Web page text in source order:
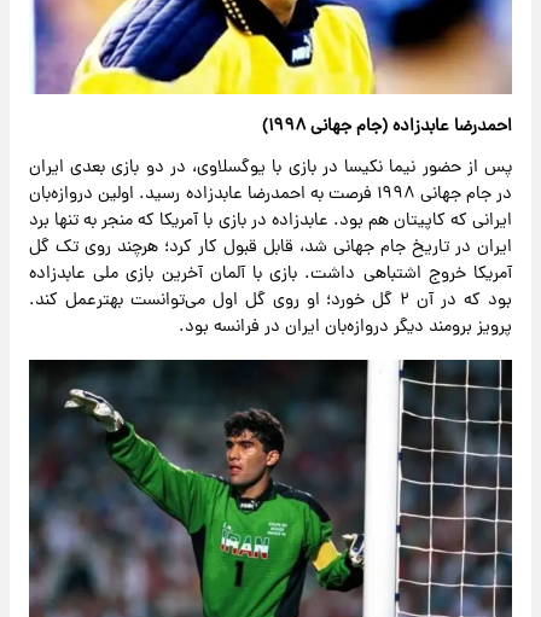
احمدرضا عابدزاده (جام جهانی ۱۹۹۸)
پس از حضور نیما نکیسا در بازی با یوگسلاوی، در دو بازی بعدی ایران
در جام جهانی ۱۹۹۸ فرصت به احمدرضا عابدزاده رسید. اولین دروازه‌بان
ایرانی که کاپیتان هم بود. عابدزاده در بازی با آمریکا که منجر به تنها برد
ایران در تاریخ جام جهانی شد، قابل قبول کار کرد؛ هرچند روی تک گل
آمریکا خروج اشتباهی داشت. بازی با آلمان آخرین بازی ملی عابدزاده
بود که در آن ۲ گل خورد؛ او روی گل اول می‌توانست بهترعمل کند.
پرویز برومند دیگر دروازه‌بان ایران در فرانسه بود.